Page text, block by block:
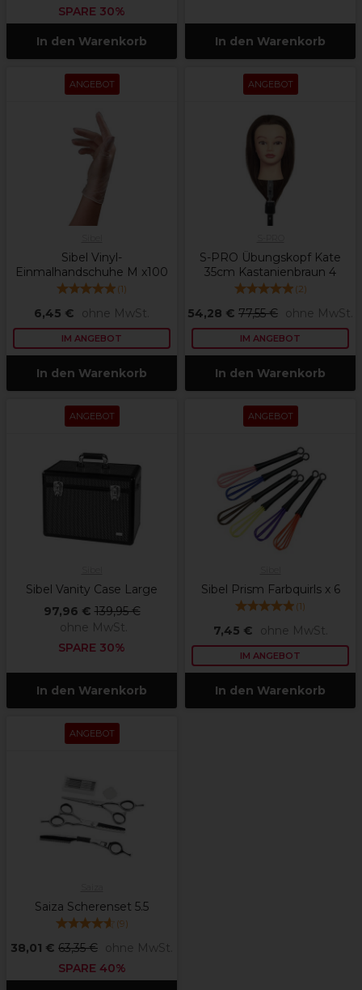
SPARE 30%
In den Warenkorb In den Warenkorb
ANGEBOT
Sibel Vinyl-
Einmalhandschuhe M x100
(1)
6,45 € ohne MwSt.
IM ANGEBOT
In den Warenkorb
ANGEBOT
S-PRO Übungskopf Kate
35cm Kastanienbraun 4
(2)
54,28 € 77,55 € ohne MwSt.
IM ANGEBOT
In den Warenkorb
ANGEBOT
Sibel Vanity Case Large
97,96 € 139,95 €
ohne MwSt.
SPARE 30%
In den Warenkorb
ANGEBOT
Sibel Prism Farbquirls x 6
(1)
7,45 € ohne MwSt.
IM ANGEBOT
In den Warenkorb
ANGEBOT
Saiza Scherenset 5.5
(9)
38,01 € 63,35 € ohne MwSt.
SPARE 40%